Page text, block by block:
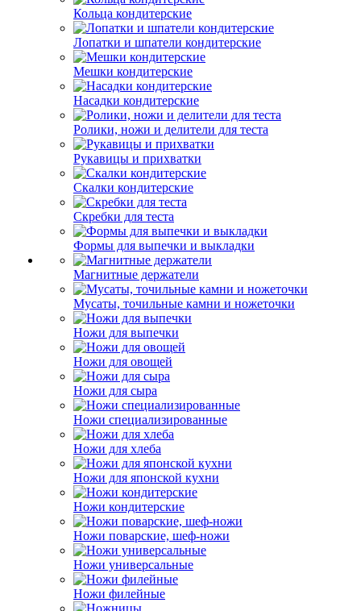
Кольца кондитерские
Лопатки и шпатели кондитерские
Мешки кондитерские
Насадки кондитерские
Ролики, ножи и делители для теста
Рукавицы и прихватки
Скалки кондитерские
Скребки для теста
Формы для выпечки и выкладки
Магнитные держатели
Мусаты, точильные камни и ножеточки
Ножи для выпечки
Ножи для овощей
Ножи для сыра
Ножи специализированные
Ножи для хлеба
Ножи для японской кухни
Ножи кондитерские
Ножи поварские, шеф-ножи
Ножи универсальные
Ножи филейные